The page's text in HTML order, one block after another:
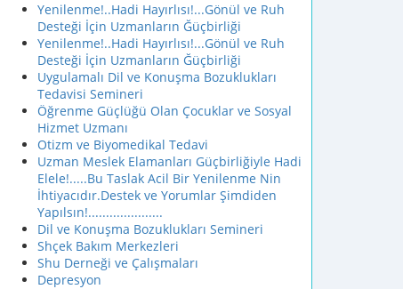
Yenilenme!..Hadi Hayırlısı!...Gönül ve Ruh
Desteği İçin Uzmanların Ğüçbirliği
Yenilenme!..Hadi Hayırlısı!...Gönül ve Ruh
Desteği İçin Uzmanların Ğüçbirliği
Uygulamalı Dil ve Konuşma Bozuklukları
Tedavisi Semineri
Öğrenme Güçlüğü Olan Çocuklar ve Sosyal
Hizmet Uzmanı
Otizm ve Biyomedikal Tedavi
Uzman Meslek Elamanları Güçbirliğiyle Hadi
Elele!.....Bu Taslak Acil Bir Yenilenme Nin
İhtiyacıdır.Destek ve Yorumlar Şimdiden
Yapılsın!.....................
Dil ve Konuşma Bozuklukları Semineri
Shçek Bakım Merkezleri
Shu Derneği ve Çalışmaları
Depresyon